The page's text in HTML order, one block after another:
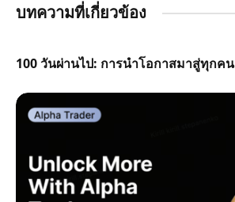
บทความที่เกี่ยวข้อง
100 วันผ่านไป: การนำโอกาสมาสู่ทุกคน